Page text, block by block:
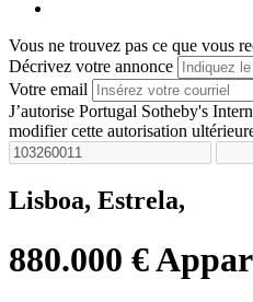
Vous ne trouvez pas ce que vous
Décrivez votre annonce
Votre email
J’autorise Portugal Sotheby's
modifier cette autorisation
Lisboa, Estrela,
880.000 €